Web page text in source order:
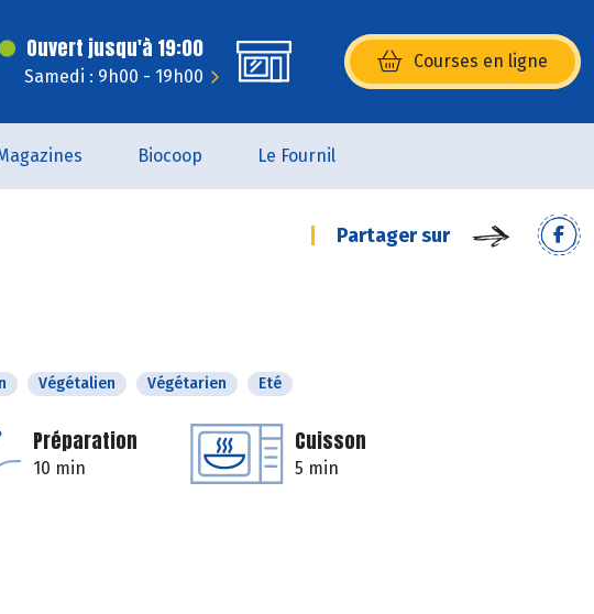
Ouvert jusqu'à 19:00
Samedi : 9h00 - 19h00
Courses en ligne
(s’ouvre dans une nouvelle
Biocoop Le Fournil
Partager sur
Végétalien Végétarien Eté
Préparation
10 min
Cuisson
5 min